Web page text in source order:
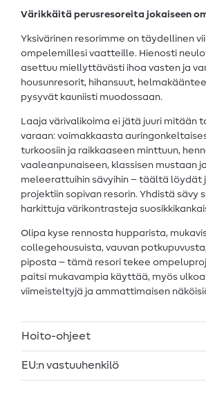
Värikkäitä perusresoreita jokaiseen
Yksivärinen resorimme on täydellinen
ompelemillesi vaatteille. Hienosti
asettuu miellyttävästi ihoa vasten ja
housunresorit, hihansuut,
pysyvät kauniisti muodossaan.
Laaja värivalikoima ei jätä juuri mitään
varaan: voimakkaasta
turkoosiin ja raikkaaseen minttuun,
vaaleanpunaiseen, klassisen mustaan
meleerattuihin sävyihin – täältä löydät
projektiin sopivan resorin. Yhdistä sävy
harkittuja värikontrasteja
Olipa kyse rennosta hupparista,
collegehousuista, vauvan
piposta – tämä resori tekee
paitsi mukavampia käyttää, myös
viimeisteltyjä ja ammattimaisen
Hoito-ohjeet
EU:n vastuuhenkilö